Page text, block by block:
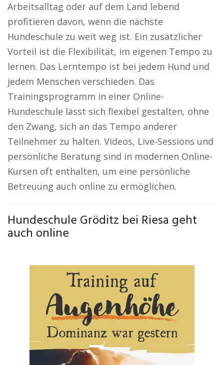
Arbeitsalltag oder auf dem Land lebend
profitieren davon, wenn die nächste
Hundeschule zu weit weg ist. Ein zusätzlicher
Vorteil ist die Flexibilität, im eigenen Tempo zu
lernen. Das Lerntempo ist bei jedem Hund und
jedem Menschen verschieden. Das
Trainingsprogramm in einer Online-
Hundeschule lässt sich flexibel gestalten, ohne
den Zwang, sich an das Tempo anderer
Teilnehmer zu halten. Videos, Live-Sessions und
persönliche Beratung sind in modernen Online-
Kursen oft enthalten, um eine persönliche
Betreuung auch online zu ermöglichen.
Hundeschule Gröditz bei Riesa geht
auch online